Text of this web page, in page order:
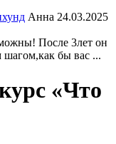
Анна 24.03.2025
После 3лет он
шагом,как бы вас ...
«Что